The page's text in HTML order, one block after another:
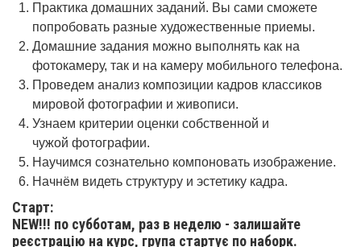
Практика домашних заданий. Вы сами сможете
попробовать разные художественные приемы.
Домашние задания можно выполнять как на
фотокамеру, так и на камеру мобильного телефона.
Проведем анализ композиции кадров классиков
мировой фотографии и живописи.
Узнаем критерии оценки собственной и
чужой фотографии.
Научимся сознательно компоновать изображение.
Начнём видеть структуру и эстетику кадра.
Старт:
NEW!!! по субботам, раз в неделю - залишайте
реєстрацію на курс, група стартує по наборк.